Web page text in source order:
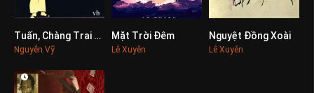
0
Tuấn, Chàng Trai Nước Việt
Nguyễn Vỹ
Mặt Trời Đêm
Lê Xuyên
0
Nguyệt Đồng Xoài
Lê Xuyên